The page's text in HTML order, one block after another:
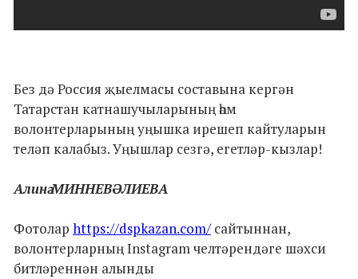
Без дә Россия җыелмасы составына кергән
Татарстан катнашучыларының һәм
волонтерларының уңышка ирешеп кайтуларын
теләп калабыз. Уңышлар сезгә, егетләр-кызлар!
Алинә МИННЕВӘЛИЕВА
Фотолар https://dspkazan.com/ сайтыннан,
волонтерларның Instagram челтәрендәге шәхси
битләреннән алынды